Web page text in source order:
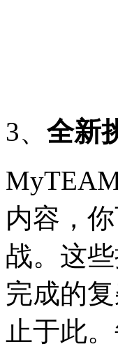
3、 全新
内容，
战。这
完成的
止于此